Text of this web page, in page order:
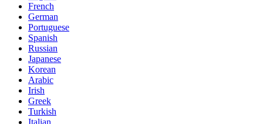
French
German
Portuguese
Spanish
Russian
Japanese
Korean
Arabic
Irish
Greek
Turkish